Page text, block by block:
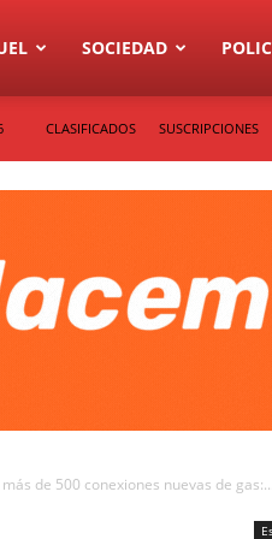
SOCIEDAD
CLASIFICADOS SUSCRIPCIONES
de 500 conexiones nuevas de gas:...